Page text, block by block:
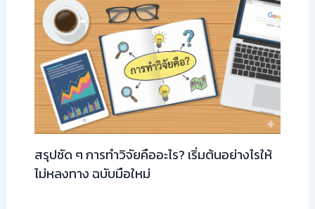
สรุปชัด ๆ การทำวิจัยคืออะไร? เริ่มต้นอย่างไรให้
ไม่หลงทาง ฉบับมือใหม่